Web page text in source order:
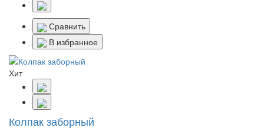
Сравнить
В избранное
Хит
Колпак заборный